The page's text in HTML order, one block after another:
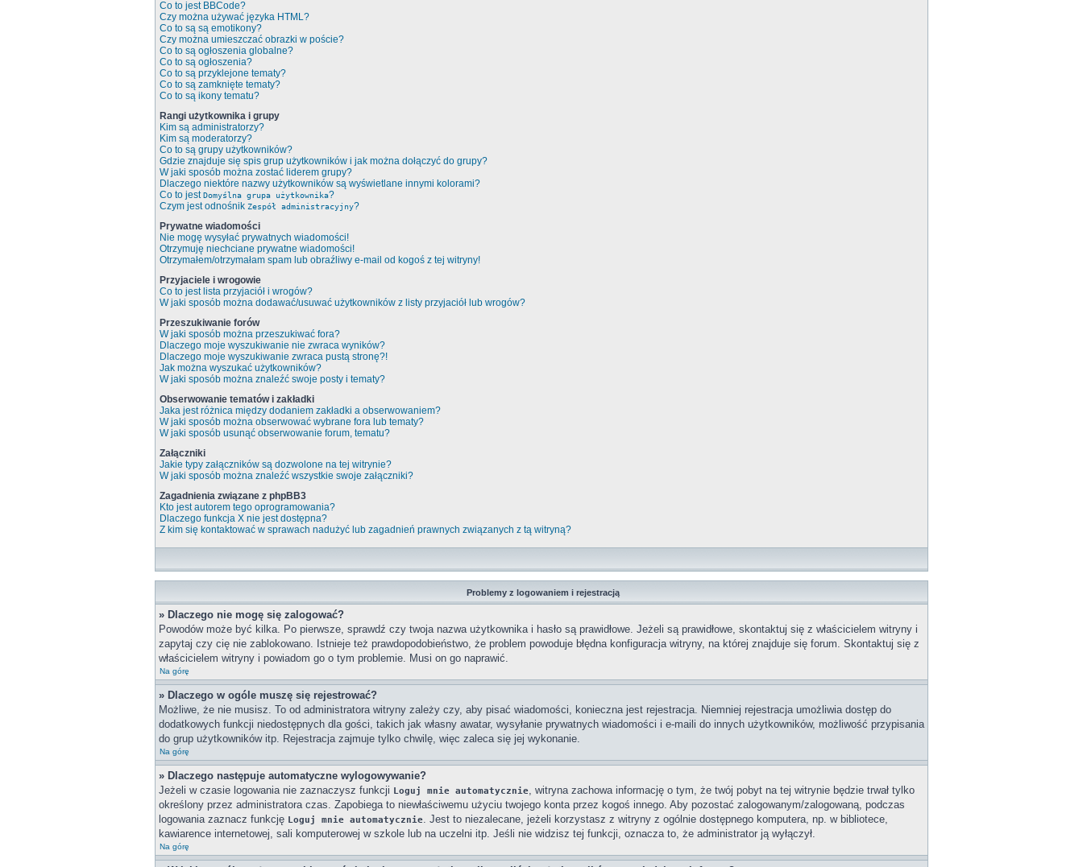
Co to jest BBCode?
Czy można używać języka HTML?
Co to są są emotikony?
Czy można umieszczać obrazki w poście?
Co to są ogłoszenia globalne?
Co to są ogłoszenia?
Co to są przyklejone tematy?
Co to są zamknięte tematy?
Co to są ikony tematu?
Rangi użytkownika i grupy
Kim są administratorzy?
Kim są moderatorzy?
Co to są grupy użytkowników?
Gdzie znajduje się spis grup użytkowników i jak można dołączyć do grupy?
W jaki sposób można zostać liderem grupy?
Dlaczego niektóre nazwy użytkowników są wyświetlane innymi kolorami?
Co to jestDomyślna grupa użytkownika?
Czym jest odnośnik Zespół administracyjny?
Prywatne wiadomości
Nie mogę wysyłać prywatnych wiadomości!
Otrzymuję niechciane prywatne wiadomości!
Otrzymałem/otrzymałam spam lub obraźliwy e-mail od kogoś z tej witryny!
Przyjaciele i wrogowie
Co to jest lista przyjaciół i wrogów?
W jaki sposób można dodawać/usuwać użytkowników z listy przyjaciół lub wrogów?
Przeszukiwanie forów
W jaki sposób można przeszukiwać fora?
Dlaczego moje wyszukiwanie nie zwraca wyników?
Dlaczego moje wyszukiwanie zwraca pustą stronę?!
Jak można wyszukać użytkowników?
W jaki sposób można znaleźć swoje posty i tematy?
Obserwowanie tematów i zakładki
Jaka jest różnica między dodaniem zakładki a obserwowaniem?
W jaki sposób można obserwować wybrane fora lub tematy?
W jaki sposób usunąć obserwowanie forum, tematu?
Załączniki
Jakie typy załączników są dozwolone na tej witrynie?
W jaki sposób można znaleźć wszystkie swoje załączniki?
Zagadnienia związane z phpBB3
Kto jest autorem tego oprogramowania?
Dlaczego funkcja X nie jest dostępna?
Z kim się kontaktować w sprawach nadużyć lub zagadnień prawnych związanych z tą witryną?
Problemy z logowaniem i rejestracją
» Dlaczego nie mogę się zalogować?
Powodów może być kilka. Po pierwsze, sprawdź czy twoja nazwa użytkownika i hasło są prawidłowe. Jeżeli są prawidłowe, skontaktuj się z właścicielem witryny i
zapytaj czy cię nie zablokowano. Istnieje też prawdopodobieństwo, że problem powoduje błędna konfiguracja witryny, na której znajduje się forum. Skontaktuj się z
właścicielem witryny i powiadom go o tym problemie. Musi on go naprawić.
Na górę
» Dlaczego w ogóle muszę się rejestrować?
Możliwe, że nie musisz. To od administratora witryny zależy czy, aby pisać wiadomości, konieczna jest rejestracja. Niemniej rejestracja umożliwia dostęp do
dodatkowych funkcji niedostępnych dla gości, takich jak własny awatar, wysyłanie prywatnych wiadomości i e-maili do innych użytkowników, możliwość przypisania
do grup użytkowników itp. Rejestracja zajmuje tylko chwilę, więc zaleca się jej wykonanie.
Na górę
» Dlaczego następuje automatyczne wylogowywanie?
Jeżeli w czasie logowania nie zaznaczysz funkcji Loguj mnie automatycznie, witryna zachowa informację o tym, że twój pobyt na tej witrynie będzie trwał tylko
określony przez administratora czas. Zapobiega to niewłaściwemu użyciu twojego konta przez kogoś innego. Aby pozostać zalogowanym/zalogowaną, podczas
logowania zaznacz funkcję Loguj mnie automatycznie. Jest to niezalecane, jeżeli korzystasz z witryny z ogólnie dostępnego komputera, np. w bibliotece,
kawiarence internetowej, sali komputerowej w szkole lub na uczelni itp. Jeśli nie widzisz tej funkcji, oznacza to, że administrator ją wyłączył.
Na górę